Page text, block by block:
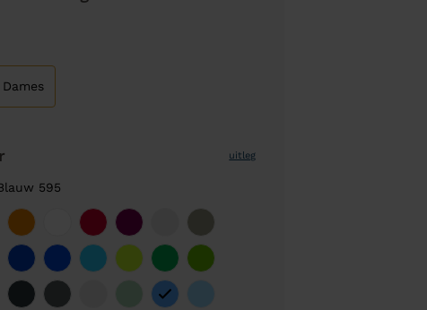
Dames
uitleg
595